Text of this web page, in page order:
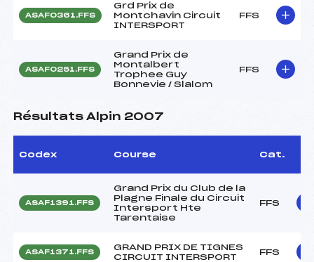
ASAF0361.FFS
Grd Prix de
Montchavin Circuit
INTERSPORT
FFS
ASAF0251.FFS
Grand Prix de
Montalbert
Trophee Guy
Bonnevie / Slalom
FFS
Résultats Alpin 2007
Codex Course Cat.
ASAF1391.FFS
Grand Prix du Club de la
Plagne Finale du Circuit
Intersport Hte
Tarentaise
FFS
ASAF1371.FFS
GRAND PRIX DE TIGNES
CIRCUIT INTERSPORT
FFS